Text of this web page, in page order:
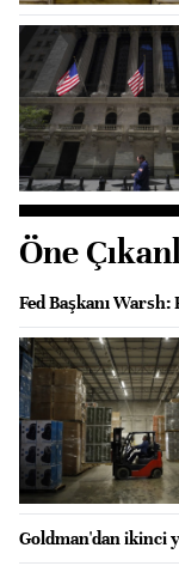
Öne
Fed Başkanı
Goldman'dan ikinci